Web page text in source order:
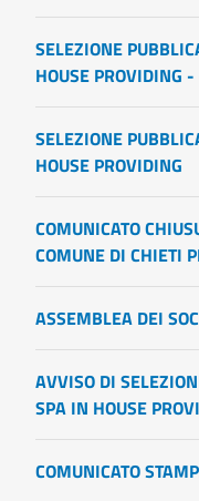
SELEZIONE
HOUSE
SELEZIONE
HOUSE PROVIDING
COMUNICATO
COMUNE DI CHIETI
ASSEMBLEA DEI
AVVISO DI
SPA IN HOUSE
COMUNICATO